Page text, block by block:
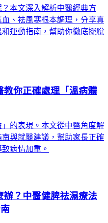
本文深入解析中醫經典方
血、祛風寒根本調理，分享真
運動指南，幫助你徹底擺脫
教你正確處理「溫病體
的表現。本文從中醫角度解
與就醫建議，幫助家長正確
病情加重。
辦？中醫健脾祛濕療法